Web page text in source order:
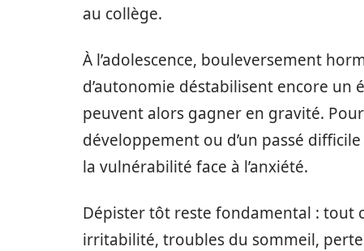
au collège.
À l’adolescence, bouleversement
d’autonomie déstabilisent encore
peuvent alors gagner en gravité.
développement ou d’un passé
la vulnérabilité face à l’anxiété.
Dépister tôt reste fondamental : tout
irritabilité, troubles du sommeil,